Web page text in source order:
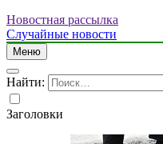
Новостная рассылка
Случайные новости
Меню
Найти:
Заголовки